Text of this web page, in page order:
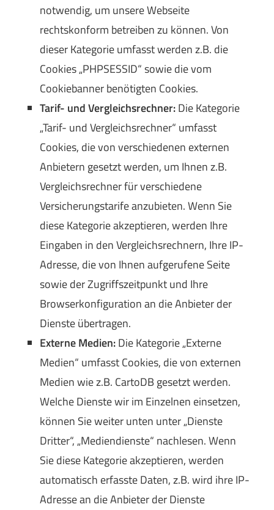
notwendig, um unsere Webseite
rechtskonform betreiben zu können. Von
dieser Kategorie umfasst werden z.B. die
Cookies „PHPSESSID“ sowie die vom
Cookiebanner benötigten Cookies.
Tarif- und Vergleichsrechner:Die Kategorie
„Tarif- und Vergleichsrechner“ umfasst
Cookies, die von verschiedenen externen
Anbietern gesetzt werden, um Ihnen z.B.
Vergleichsrechner für verschiedene
Versicherungstarife anzubieten. Wenn Sie
diese Kategorie akzeptieren, werden Ihre
Eingaben in den Vergleichsrechnern, Ihre IP-
Adresse, die von Ihnen aufgerufene Seite
sowie der Zugriffszeitpunkt und Ihre
Browserkonfiguration an die Anbieter der
Dienste übertragen.
Externe Medien:Die Kategorie „Externe
Medien“ umfasst Cookies, die von externen
Medien wie z.B. CartoDB gesetzt werden.
Welche Dienste wir im Einzelnen einsetzen,
können Sie weiter unten unter „Dienste
Dritter“, „Mediendienste“ nachlesen. Wenn
Sie diese Kategorie akzeptieren, werden
automatisch erfasste Daten, z.B. wird ihre IP-
Adresse an die Anbieter der Dienste